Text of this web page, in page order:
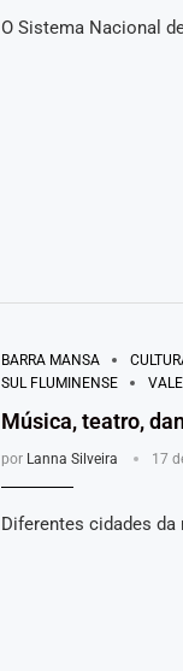
O Sistema Nacional
BARRA MANSA
SUL FLUMINENSE
Música, teatro,
por Lanna Silveira 17
Diferentes cidades